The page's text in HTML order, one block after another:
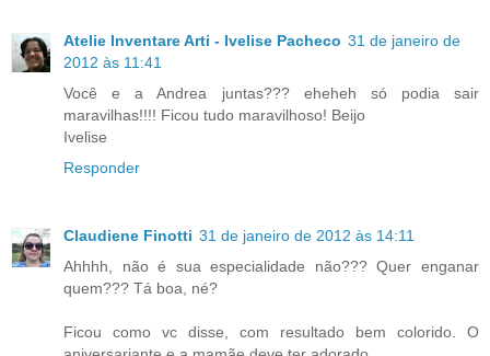
Atelie Inventare Arti - Ivelise Pacheco 31 de janeiro de
2012 às 11:41
Você e a Andrea juntas??? eheheh só podia sair
maravilhas!!!! Ficou tudo maravilhoso! Beijo
Ivelise
Responder
Claudiene Finotti 31 de janeiro de 2012 às 14:11
Ahhhh, não é sua especialidade não??? Quer enganar
quem??? Tá boa, né?
Ficou como vc disse, com resultado bem colorido. O